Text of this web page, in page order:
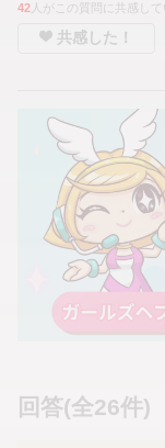
42 人がこの質問に共感して
共感した！
回答(全26件)